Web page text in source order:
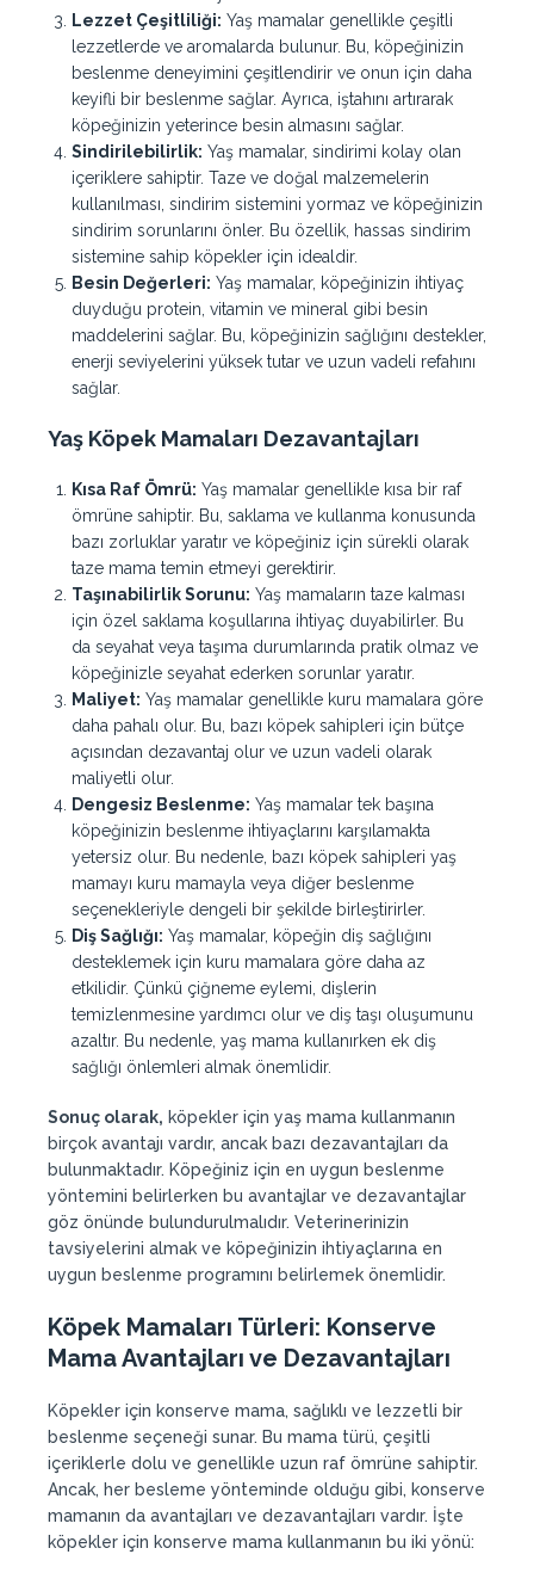
Lezzet Çeşitliliği: Yaş mamalar genellikle çeşitli
lezzetlerde ve aromalarda bulunur. Bu, köpeğinizin
beslenme deneyimini çeşitlendirir ve onun için daha
keyifli bir beslenme sağlar. Ayrıca, iştahını artırarak
köpeğinizin yeterince besin almasını sağlar.
Sindirilebilirlik: Yaş mamalar, sindirimi kolay olan
içeriklere sahiptir. Taze ve doğal malzemelerin
kullanılması, sindirim sistemini yormaz ve köpeğinizin
sindirim sorunlarını önler. Bu özellik, hassas sindirim
sistemine sahip köpekler için idealdir.
Besin Değerleri: Yaş mamalar, köpeğinizin ihtiyaç
duyduğu protein, vitamin ve mineral gibi besin
maddelerini sağlar. Bu, köpeğinizin sağlığını destekler,
enerji seviyelerini yüksek tutar ve uzun vadeli refahını
sağlar.
Yaş Köpek Mamaları Dezavantajları
Kısa Raf Ömrü: Yaş mamalar genellikle kısa bir raf
ömrüne sahiptir. Bu, saklama ve kullanma konusunda
bazı zorluklar yaratır ve köpeğiniz için sürekli olarak
taze mama temin etmeyi gerektirir.
Taşınabilirlik Sorunu: Yaş mamaların taze kalması
için özel saklama koşullarına ihtiyaç duyabilirler. Bu
da seyahat veya taşıma durumlarında pratik olmaz ve
köpeğinizle seyahat ederken sorunlar yaratır.
Maliyet: Yaş mamalar genellikle kuru mamalara göre
daha pahalı olur. Bu, bazı köpek sahipleri için bütçe
açısından dezavantaj olur ve uzun vadeli olarak
maliyetli olur.
Dengesiz Beslenme: Yaş mamalar tek başına
köpeğinizin beslenme ihtiyaçlarını karşılamakta
yetersiz olur. Bu nedenle, bazı köpek sahipleri yaş
mamayı kuru mamayla veya diğer beslenme
seçenekleriyle dengeli bir şekilde birleştirirler.
Diş Sağlığı: Yaş mamalar, köpeğin diş sağlığını
desteklemek için kuru mamalara göre daha az
etkilidir. Çünkü çiğneme eylemi, dişlerin
temizlenmesine yardımcı olur ve diş taşı oluşumunu
azaltır. Bu nedenle, yaş mama kullanırken ek diş
sağlığı önlemleri almak önemlidir.
Sonuç olarak, köpekler için yaş mama kullanmanın
birçok avantajı vardır, ancak bazı dezavantajları da
bulunmaktadır. Köpeğiniz için en uygun beslenme
yöntemini belirlerken bu avantajlar ve dezavantajlar
göz önünde bulundurulmalıdır. Veterinerinizin
tavsiyelerini almak ve köpeğinizin ihtiyaçlarına en
uygun beslenme programını belirlemek önemlidir.
Köpek Mamaları Türleri: Konserve
Mama Avantajları ve Dezavantajları
Köpekler için konserve mama, sağlıklı ve lezzetli bir
beslenme seçeneği sunar. Bu mama türü, çeşitli
içeriklerle dolu ve genellikle uzun raf ömrüne sahiptir.
Ancak, her besleme yönteminde olduğu gibi, konserve
mamanın da avantajları ve dezavantajları vardır. İşte
köpekler için konserve mama kullanmanın bu iki yönü: